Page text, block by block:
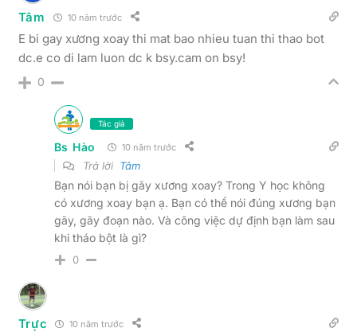
Tâm 10 năm trước
E bi gay xương xoay thi mat bao nhieu tuan thi thao bot
dc.e co di lam luon dc k bsy.cam on bsy!
0
Tác giả
Bs Hào 10 năm trước
Trả lời Tâm
Bạn nói bạn bị gãy xương xoay? Trong Y học không
có xương xoay bạn ạ. Bạn có thể nói đúng xương bạn
gãy, gãy đoạn nào. Và công việc dự định bạn làm sau
khi tháo bột là gì?
0
Trực 10 năm trước